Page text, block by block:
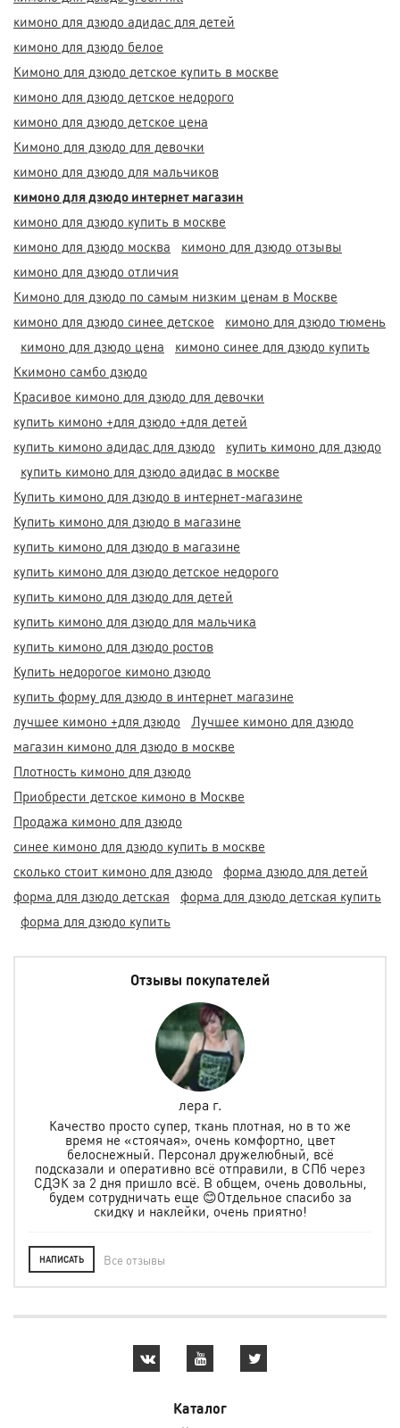
кимоно для дзюдо адидас для детей
кимоно для дзюдо белое
Кимоно для дзюдо детское купить в москве
кимоно для дзюдо детское недорого
кимоно для дзюдо детское цена
Кимоно для дзюдо для девочки
кимоно для дзюдо для мальчиков
кимоно для дзюдо интернет магазин
кимоно для дзюдо купить в москве
кимоно для дзюдо москва
кимоно для дзюдо отзывы
кимоно для дзюдо отличия
Кимоно для дзюдо по самым низким ценам в Москве
кимоно для дзюдо синее детское
кимоно для дзюдо тюмень
кимоно для дзюдо цена
кимоно синее для дзюдо купить
Ккимоно самбо дзюдо
Красивое кимоно для дзюдо для девочки
купить кимоно +для дзюдо +для детей
купить кимоно адидас для дзюдо
купить кимоно для дзюдо
купить кимоно для дзюдо адидас в москве
Купить кимоно для дзюдо в интернет-магазине
Купить кимоно для дзюдо в магазине
купить кимоно для дзюдо в магазине
купить кимоно для дзюдо детское недорого
купить кимоно для дзюдо для детей
купить кимоно для дзюдо для мальчика
купить кимоно для дзюдо ростов
Купить недорогое кимоно дзюдо
купить форму для дзюдо в интернет магазине
лучшее кимоно +для дзюдо
Лучшее кимоно для дзюдо
магазин кимоно для дзюдо в москве
Плотность кимоно для дзюдо
Приобрести детское кимоно в Москве
Продажа кимоно для дзюдо
синее кимоно для дзюдо купить в москве
сколько стоит кимоно для дзюдо
форма дзюдо для детей
форма для дзюдо детская
форма для дзюдо детская купить
форма для дзюдо купить
Отзывы покупателей
лера г.
Качество просто супер, ткань плотная, но в то же
время не «стоячая», очень комфортно, цвет
белоснежный. Персонал дружелюбный, всё
подсказали и оперативно всё отправили, в СПб через
СДЭК за 2 дня пришло всё. В общем, очень довольны,
будем сотрудничать еще 😊Отдельное спасибо за
скидку и наклейки, очень приятно!
НАПИСАТЬ Все отзывы
Каталог